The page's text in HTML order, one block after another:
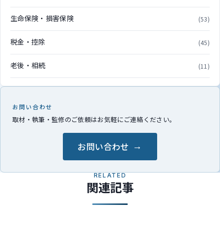
生命保険・損害保険 (53)
税金・控除 (45)
老後・相続 (11)
お問い合わせ
取材・執筆・監修のご依頼はお気軽にご連絡ください。
お問い合わせ
RELATED
関連記事